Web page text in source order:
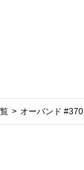
オーバンド #370